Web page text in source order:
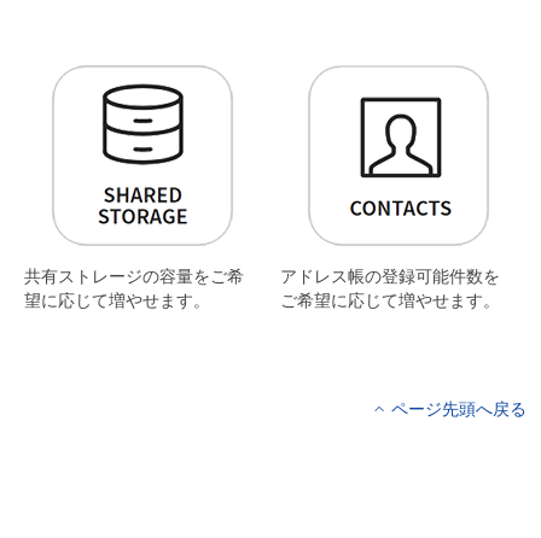
共有ストレージの容量をご希
望に応じて増やせます。
アドレス帳の登録可能件数を
ご希望に応じて増やせます。
ページ先頭へ戻る